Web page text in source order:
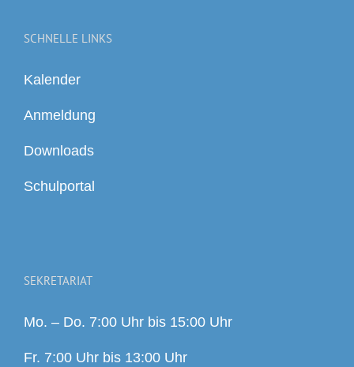
SCHNELLE LINKS
Kalender
Anmeldung
Downloads
Schulportal
SEKRETARIAT
Mo. – Do. 7:00 Uhr bis 15:00 Uhr
Fr. 7:00 Uhr bis 13:00 Uhr